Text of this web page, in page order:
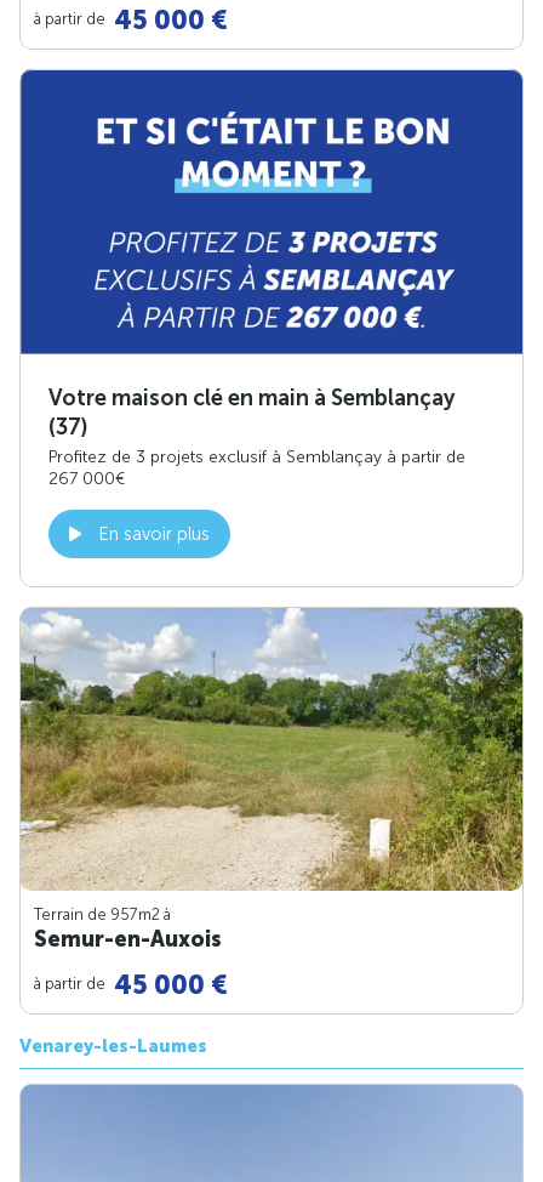
à partir de 45 000 €
Votre maison clé en main à Semblançay
(37)
Profitez de 3 projets exclusif à Semblançay à partir de
267 000€
En savoir plus
Terrain de 957m2 à
Semur-en-Auxois
à partir de 45 000 €
Venarey-les-Laumes